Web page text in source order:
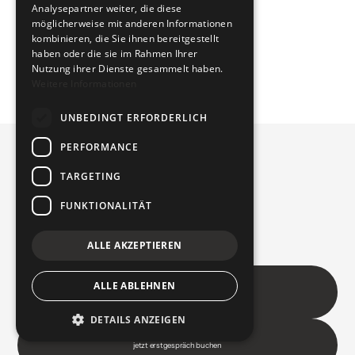
process.
hello@tomm.design
hello@tomm.design
jetzt erstgespräch buchen
Analysepartner weiter, die diese
möglicherweise mit anderen Informationen
kombinieren, die Sie ihnen bereitgestellt
haben oder die sie im Rahmen Ihrer
Nutzung ihrer Dienste gesammelt haben.
UNBEDINGT ERFORDERLICH
PERFORMANCE
TARGETING
FUNKTIONALITÄT
ALLE AKZEPTIEREN
ALLE ABLEHNEN
DETAILS ANZEIGEN